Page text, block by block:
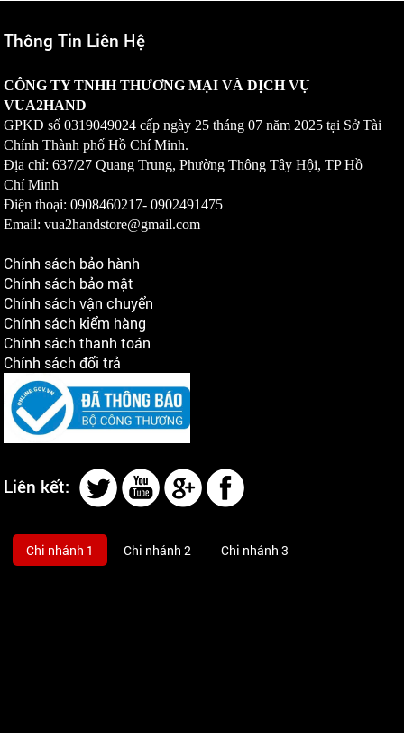
Thông Tin Liên Hệ
CÔNG TY TNHH THƯƠNG MẠI VÀ DỊCH VỤ
VUA2HAND
GPKD số0319049024 cấp ngày 25 tháng 07 năm 2025 tại Sở Tài
Chính Thành phố Hồ Chí Minh.
Địa chỉ: 637/27 Quang Trung, Phường Thông Tây Hội, TP Hồ
Chí Minh
Điện thoại: 0908460217-0902491475
Email: vua2handstore@gmail.com
Chính sách bảo hành
Chính sách bảo mật
Chính sách vận chuyển
Chính sách kiểm hàng
Chính sách thanh toán
Chính sách đổi trả
Liên kết:
Chi nhánh 1 Chi nhánh 2 Chi nhánh 3